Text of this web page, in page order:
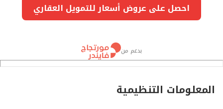
احصل على عروض أسعار للتمويل العقاري
بدعم من
المعلومات التنظيمية